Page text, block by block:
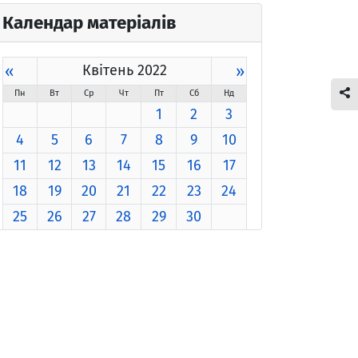
Календар матеріалів
« Квітень 2022 »
Пн Вт Ср Чт Пт Сб Нд
1 2
3
4
5 6 7 8 9
10
11
12 13 14 15 16
17
18
19 20 21 22 23
24
25
26 27 28 29 30